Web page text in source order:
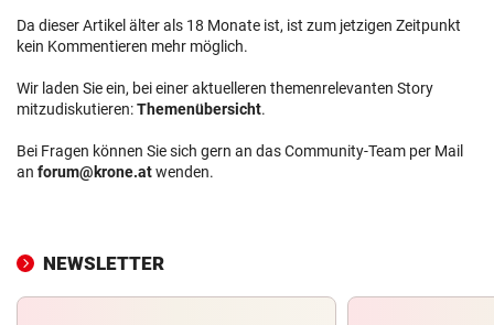
Da dieser Artikel älter als 18 Monate ist, ist zum jetzigen Zeitpunkt
kein Kommentieren mehr möglich.
Wir laden Sie ein, bei einer aktuelleren themenrelevanten Story
mitzudiskutieren:Themenübersicht.
Bei Fragen können Sie sich gern an das Community-Team per Mail
an forum@krone.atwenden.
NEWSLETTER